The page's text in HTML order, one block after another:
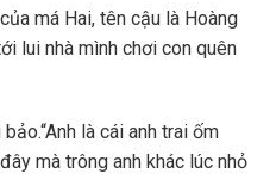
má Hai, tên cậu là Hoàng
lui nhà mình chơi con quên
là cái anh trai ốm
mà trông anh khác lúc nhỏ